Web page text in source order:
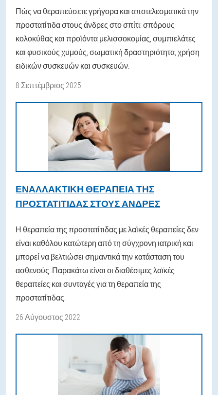
Πώς να θεραπεύσετε γρήγορα και αποτελεσματικά την
προστατίτιδα στους άνδρες στο σπίτι: σπόρους
κολοκύθας και προϊόντα μελισσοκομίας, συμπιελάτες
και φυσικούς χυμούς, σωματική δραστηριότητα, χρήση
ειδικών συσκευών και συσκευών.
8 Σεπτέμβριος 2025
ΕΝΑΛΛΑΚΤΙΚΉ ΘΕΡΑΠΕΊΑ ΤΗΣ
ΠΡΟΣΤΑΤΊΤΙΔΑΣ ΣΤΟΥΣ ΆΝΔΡΕΣ
Η θεραπεία της προστατίτιδας με λαϊκές θεραπείες δεν
είναι καθόλου κατώτερη από τη σύγχρονη ιατρική και
μπορεί να βελτιώσει σημαντικά την κατάσταση του
ασθενούς. Παρακάτω είναι οι διαθέσιμες λαϊκές
θεραπείες και συνταγές για τη θεραπεία της
προστατίτιδας.
26 Αύγουστος 2022